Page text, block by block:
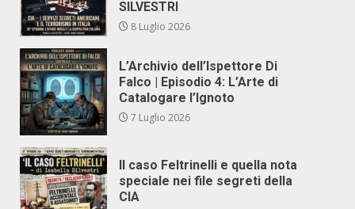
SILVESTRI
8 Luglio 2026
L’Archivio dell’Ispettore Di
Falco | Episodio 4: L’Arte di
Catalogare l’Ignoto
7 Luglio 2026
Il caso Feltrinelli e quella nota
speciale nei file segreti della
CIA